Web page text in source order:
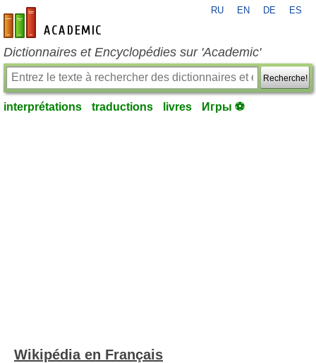
fr-academic.com
RU EN DE ES
Dictionnaires et Encyclopédies sur 'Academic'
Recherche!
interprétations traductions livres Игры ⚽
Wikipédia en Français